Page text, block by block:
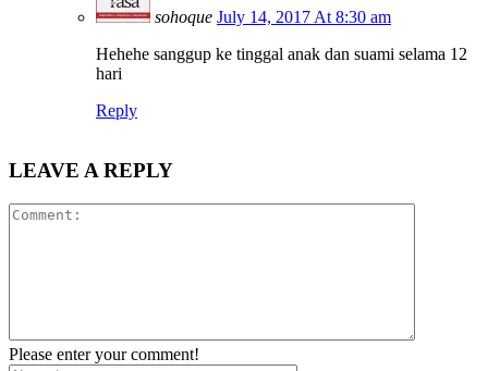
sohoque July 14, 2017 At 8:30 am
Hehehe sanggup ke tinggal anak dan suami selama 12
hari
Reply
LEAVE A REPLY
Please enter your comment!